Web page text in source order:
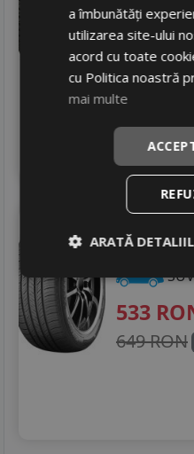
Zgomot B
601
714 RON
235/60
533
649 RON
a îmbunătăți
utilizarea site-ului
acord cu toate
cu Politica noastră
mai multe
ARATĂ